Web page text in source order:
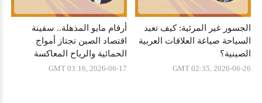
الجسور غير المرئية: كيف تعيد
السياحة صياغة العلاقات العربية
الصينية؟
GMT 02:35, 2026-06-26
أرقام مايو المذهلة.. سفينة
اقتصاد الصين تجتاز أمواج
الحمائية والرياح المعاكسة
باشرعة الخطة الخمسية
GMT 03:16, 2026-06-17